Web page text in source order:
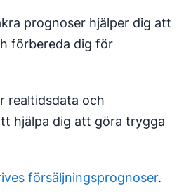
prognoser hjälper dig att
förbereda dig för
realtidsdata och
hjälpa dig att göra trygga
försäljningsprognoser.